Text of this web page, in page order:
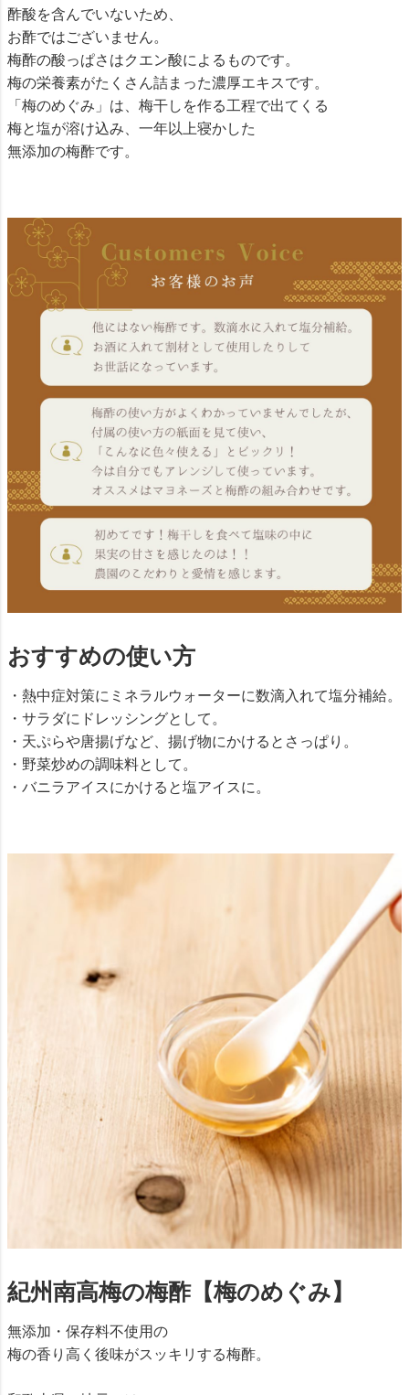
酢酸を含んでいないため、
お酢ではございません。
梅酢の酸っぱさはクエン酸によるものです。
梅の栄養素がたくさん詰まった濃厚エキスです。
「梅のめぐみ」は、梅干しを作る工程で出てくる
梅と塩が溶け込み、一年以上寝かした
無添加の梅酢です。
おすすめの使い方
・熱中症対策にミネラルウォーターに数滴入れて塩分補給。
・サラダにドレッシングとして。
・天ぷらや唐揚げなど、揚げ物にかけるとさっぱり。
・野菜炒めの調味料として。
・バニラアイスにかけると塩アイスに。
紀州南高梅の梅酢【梅のめぐみ】
無添加・保存料不使用の
梅の香り高く後味がスッキリする梅酢。